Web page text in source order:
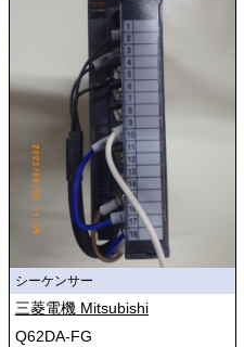
シーケンサー
三菱電機 Mitsubishi
Q62DA-FG